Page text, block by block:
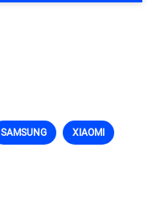
SAMSUNG XIAOMI